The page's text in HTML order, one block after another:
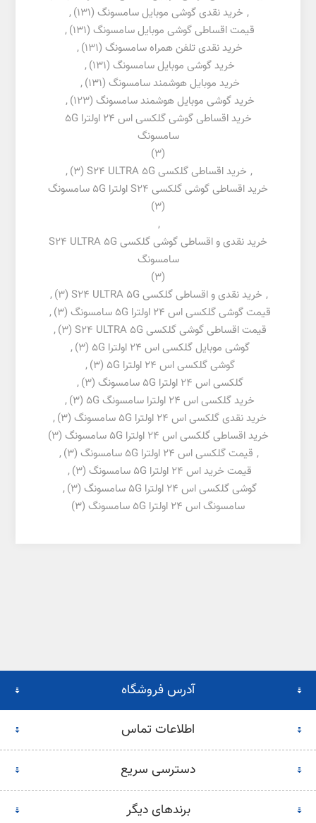
, خرید نقدی گوشی موبایل سامسونگ (131)
,
قیمت اقساطی گوشی موبایل سامسونگ (131)
,
خرید نقدی تلفن همراه سامسونگ (131)
,
خرید گوشی موبایل سامسونگ (131)
,
خرید موبایل هوشمند سامسونگ (131)
,
خرید گوشی موبایل هوشمند سامسونگ (123)
,
خرید اقساطی گوشی گلکسی اس 24 اولترا 5G
سامسونگ
(3)
, خرید اقساطی گلکسی S24 ULTRA 5G (3)
,
خرید اقساطی گوشی گلکسی S24 اولترا 5G سامسونگ
(3)
,
خرید نقدی و اقساطی گوشی گلکسی S24 ULTRA 5G
سامسونگ
(3)
, خرید نقدی و اقساطی گلکسی S24 ULTRA 5G (3)
,
قیمت گوشی گلکسی اس 24 اولترا 5G سامسونگ
(3)
,
قیمت اقساطی گوشی گلکسی S24 ULTRA 5G
(3)
,
گوشی موبایل گلکسی اس 24 اولترا 5G
(3)
,
گوشی گلکسی اس 24 اولترا 5G
(3)
,
گلکسی اس 24 اولترا 5G سامسونگ
(3)
,
خرید گلکسی اس 24 اولترا سامسونگ 5G
(3)
,
خرید نقدی گلکسی اس 24 اولترا 5G سامسونگ
(3)
,
خرید اقساطی گلکسی اس 24 اولترا 5G سامسونگ
(3)
, قیمت گلکسی اس 24 اولترا 5G سامسونگ (3)
,
قیمت خرید اس 24 اولترا 5G سامسونگ
(3)
,
گوشی گلکسی اس 24 اولترا 5G سامسونگ
(3)
,
سامسونگ اس 24 اولترا 5G سامسونگ
(3)
آدرس فروشگاه
اطلاعات تماس
دسترسی سریع
برندهای دیگر